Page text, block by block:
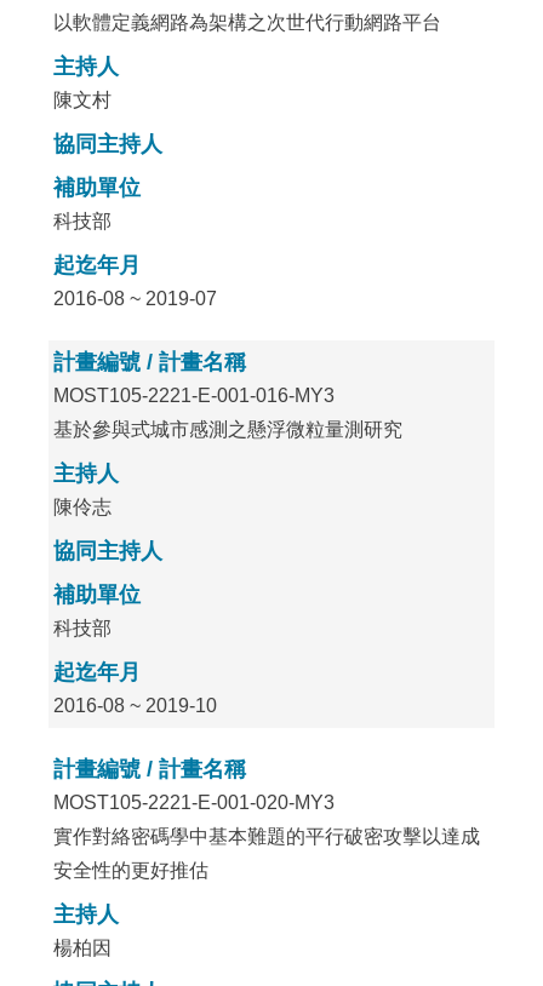
以軟體定義網路為架構之次世代行動網路平台
主持人
陳文村
協同主持人
補助單位
科技部
起迄年月
2016-08 ~ 2019-07
計畫編號 / 計畫名稱
MOST105-2221-E-001-016-MY3
基於參與式城市感測之懸浮微粒量測研究
主持人
陳伶志
協同主持人
補助單位
科技部
起迄年月
2016-08 ~ 2019-10
計畫編號 / 計畫名稱
MOST105-2221-E-001-020-MY3
實作對絡密碼學中基本難題的平行破密攻擊以達成
安全性的更好推估
主持人
楊柏因